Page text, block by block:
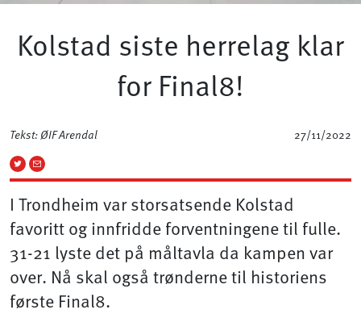
Kolstad siste herrelag klar
for Final8!
Tekst: ØIF Arendal 27/11/2022
I Trondheim var storsatsende Kolstad
favoritt og innfridde forventningene til fulle.
31-21 lyste det på måltavla da kampen var
over. Nå skal også trønderne til historiens
første Final8.